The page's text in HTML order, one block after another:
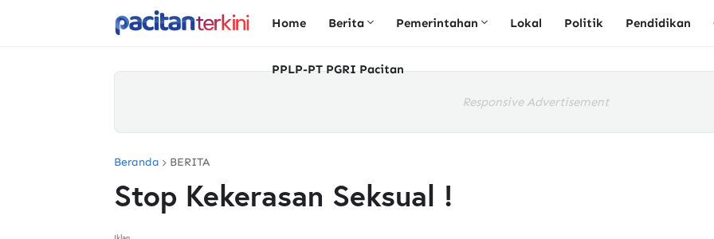
Home Berita Pemerintahan Lokal Politik Pendidikan
PPLP-PT PGRI Pacitan
Responsive Advertisement
Beranda BERITA
Stop Kekerasan Seksual !